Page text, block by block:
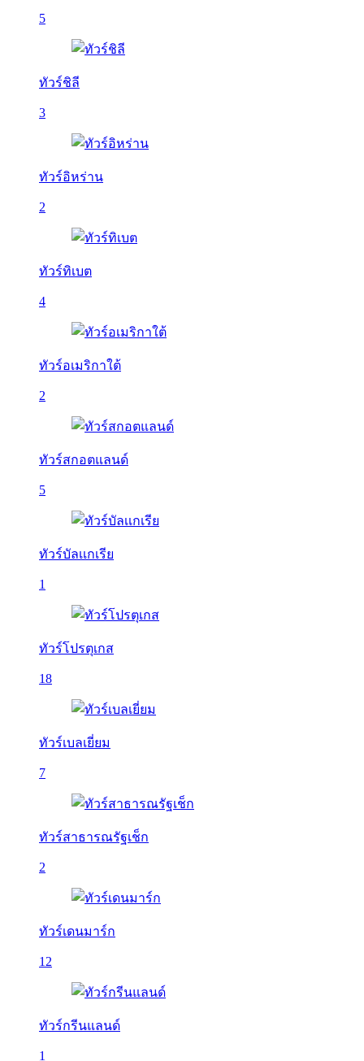
5
ทัวร์ชิลี
3
ทัวร์อิหร่าน
2
ทัวร์ทิเบต
4
ทัวร์อเมริกาใต้
2
ทัวร์สกอตแลนด์
5
ทัวร์บัลเเกเรีย
1
ทัวร์โปรตุเกส
18
ทัวร์เบลเยี่ยม
7
ทัวร์สาธารณรัฐเช็ก
2
ทัวร์เดนมาร์ก
12
ทัวร์กรีนแลนด์
1